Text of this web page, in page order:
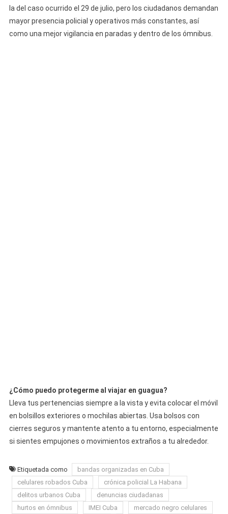
la del caso ocurrido el 29 de julio, pero los ciudadanos demandan
mayor presencia policial y operativos más constantes, así
como una mejor vigilancia en paradas y dentro de los ómnibus.
¿Cómo puedo protegerme al viajar en guagua?
Lleva tus pertenencias siempre a la vista y evita colocar el móvil
en bolsillos exteriores o mochilas abiertas. Usa bolsos con
cierres seguros y mantente atento a tu entorno, especialmente
si sientes empujones o movimientos extraños a tu alrededor.
Etiquetada como
bandas organizadas en Cuba
celulares robados Cuba
crónica policial La Habana
delitos urbanos Cuba
denuncias ciudadanas
hurtos en ómnibus
IMEI Cuba
mercado negro celulares